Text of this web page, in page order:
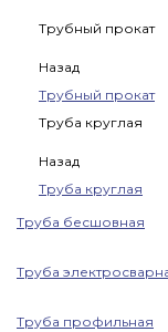
Трубный прокат
Назад
Трубный прокат
Труба круглая
Назад
Труба круглая
Труба бесшовная
Труба
Труба профильная